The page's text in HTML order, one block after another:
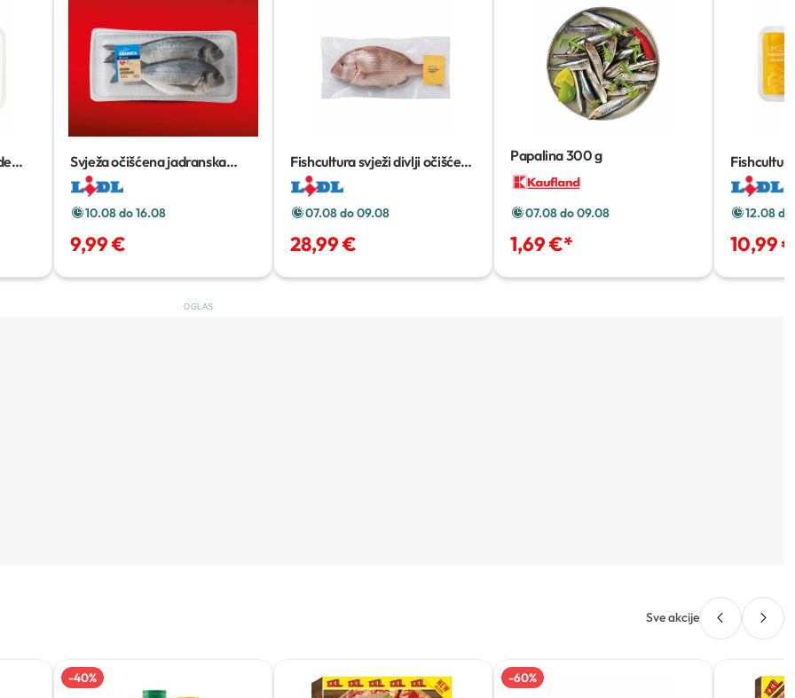
Svježa očišćena jadranska
orada720 g
10.08 do 16.08
9,99 €
Fishcultura svježi divlji očišćeni
zubatac
07.08 do 09.08
28,99 €
Papalina300 g
07.08 do 09.08
1,69 €*
12.08
10,99 €
OGLAS
Sve akcije
-40% -60%